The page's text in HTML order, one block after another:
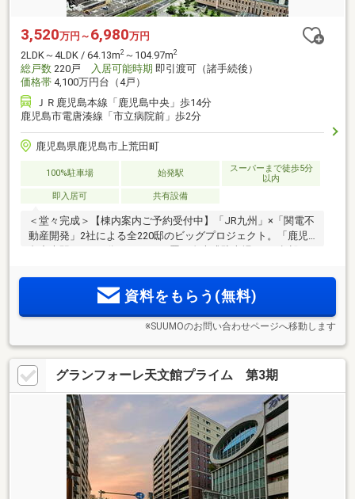
3,520万円～ 6,980万円
2LDK～4LDK / 64.13m2 ～104.97m2
総戸数 220戸 入居可能時期 即引渡可（諸手続後）
価格帯 4,100万円台（4戸）
ＪＲ鹿児島本線「鹿児島中央」歩14分
鹿児島市電唐湊線「市立病院前」歩2分
鹿児島県鹿児島市上荒田町
100%駐車場 始発駅
スーパーまで徒歩5分
以内
即入居可
共有設備
＜堂々完成＞【棟内案内ご予約受付中】「JR九州」×「関電不
動産開発」2社による全220邸のビッグプロジェクト。「鹿児
島中央駅」まで8分（※a）。平置・自走式駐車場100％超設
4LDK［100m2超］全17タイプの多彩なプラン。
資料をもらう(無料)
※SUUMOのお問い合わせページへ移動します
グランフォーレ天文館プライム 第3期